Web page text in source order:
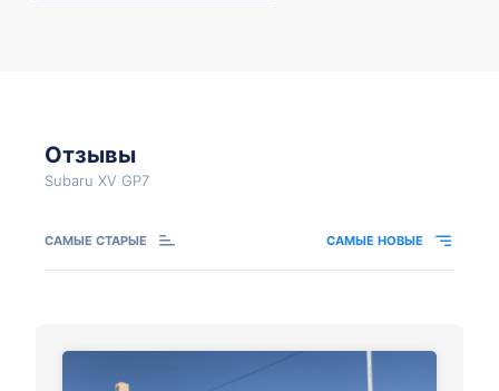
Отзывы
Subaru XV GP7
САМЫЕ СТАРЫЕ САМЫЕ НОВЫЕ